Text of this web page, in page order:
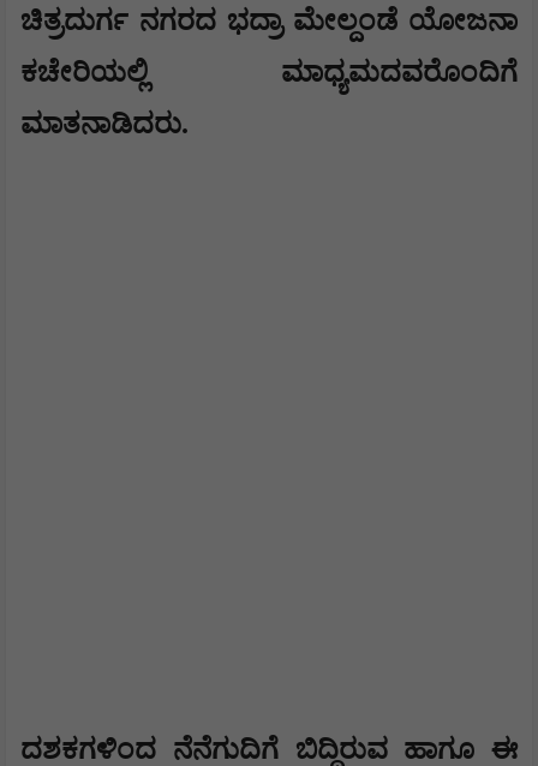
ಚಿತ್ರದುರ್ಗ ನಗರದ ಭದ್ರಾ ಮೇಲ್ದಂಡೆ ಯೋಜನಾ
ಕಚೇರಿಯಲ್ಲಿ ಮಾಧ್ಯಮದವರೊಂದಿಗೆ
ಮಾತನಾಡಿದರು.
ದಶಕಗಳಿಂದ ನೆನೆಗುದಿಗೆ ಬಿದ್ದಿರುವ ಹಾಗೂ ಈ